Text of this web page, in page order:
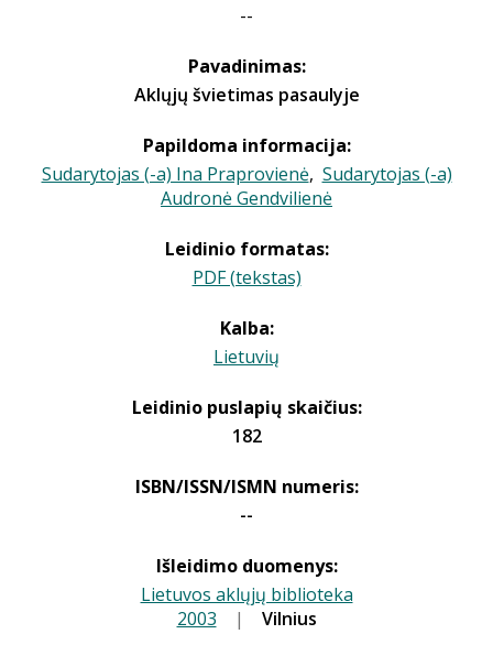
--
Pavadinimas:
Aklųjų švietimas pasaulyje
Papildoma informacija:
Sudarytojas (-a) Ina Praprovienė, Sudarytojas (-a)
Audronė Gendvilienė
Leidinio formatas:
PDF (tekstas)
Kalba:
Lietuvių
Leidinio puslapių skaičius:
182
ISBN/ISSN/ISMN numeris:
--
Išleidimo duomenys:
Lietuvos aklųjų biblioteka
2003 | Vilnius